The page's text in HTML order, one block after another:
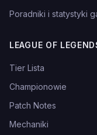
Poradniki i statystyki
LEAGUE OF
Tier Lista
Championowie
Patch Notes
Mechaniki